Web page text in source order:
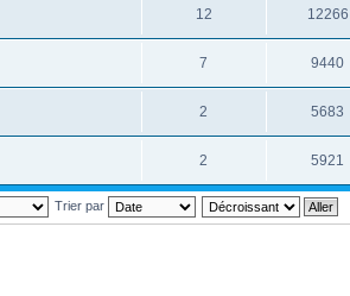
12 12266
7 9440
2 5683
2 5921
Trier par